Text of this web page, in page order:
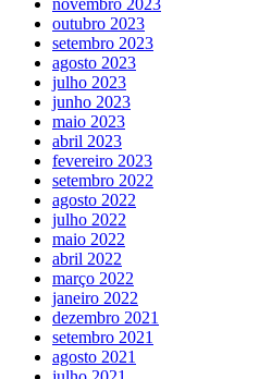
novembro 2023
outubro 2023
setembro 2023
agosto 2023
julho 2023
junho 2023
maio 2023
abril 2023
fevereiro 2023
setembro 2022
agosto 2022
julho 2022
maio 2022
abril 2022
março 2022
janeiro 2022
dezembro 2021
setembro 2021
agosto 2021